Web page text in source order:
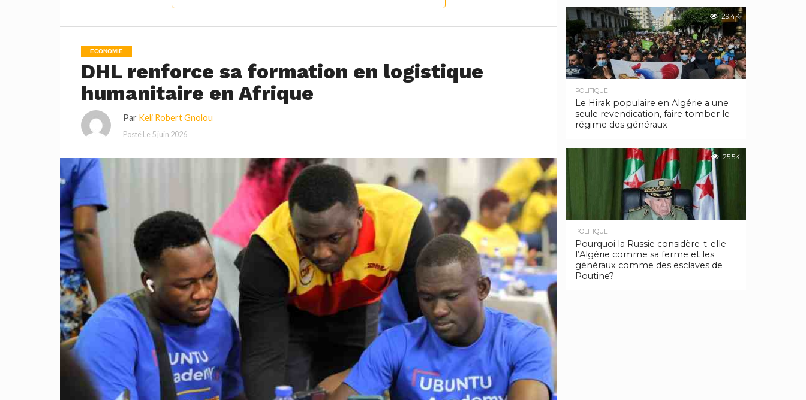
ECONOMIE
DHL renforce sa formation en logistique
humanitaire en Afrique
Par Keli Robert Gnolou
Posté Le 5 juin 2026
29.4K
POLITIQUE
Le Hirak populaire en Algérie a une
seule revendication, faire tomber le
régime des généraux
25.5K
POLITIQUE
Pourquoi la Russie considère-t-elle
l’Algérie comme sa ferme et les
généraux comme des esclaves de
Poutine?